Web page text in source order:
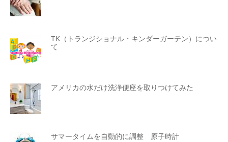
TK（トランジショナル・キンダーガーテン）につい
て
アメリカの水だけ洗浄便座を取りつけてみた
サマータイムを自動的に調整 原子時計